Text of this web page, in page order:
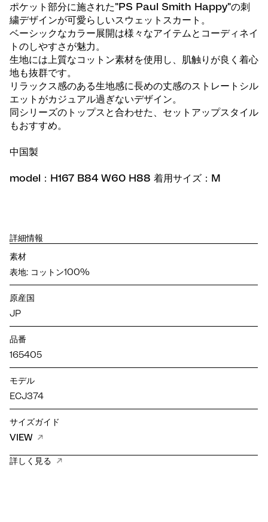
ポケット部分に施された"PS Paul Smith Happy"の刺
繍デザインが可愛らしいスウェットスカート。
ベーシックなカラー展開は様々なアイテムとコーディネイ
トのしやすさが魅力。
生地には上質なコットン素材を使用し、肌触りが良く着心
地も抜群です。
リラックス感のある生地感に長めの丈感のストレートシル
エットがカジュアル過ぎないデザイン。
同シリーズのトップスと合わせた、セットアップスタイル
もおすすめ。
中国製
model：H167 B84 W60 H88 着用サイズ：M
詳細情報
素材
表地: コットン100%
原産国
JP
品番
165405
モデル
ECJ374
サイズガイド
VIEW
詳しく見る